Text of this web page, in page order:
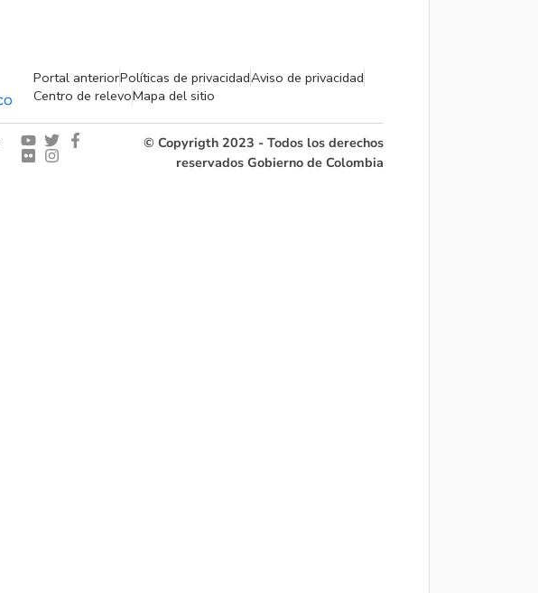
Portal anteriorPolíticas de privacidadAviso de privacidad
Centro de relevoMapa del sitio
© Copyrigth 2023 - Todos los derechos
reservados Gobierno de Colombia